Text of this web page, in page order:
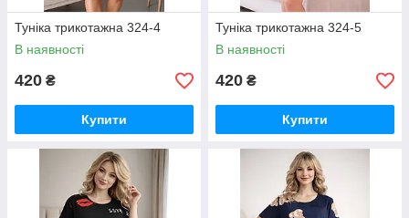
Туніка трикотажна 324-4
В наявності
420 ₴
Купити
Туніка трикотажна 324-5
В наявності
420 ₴
Купити